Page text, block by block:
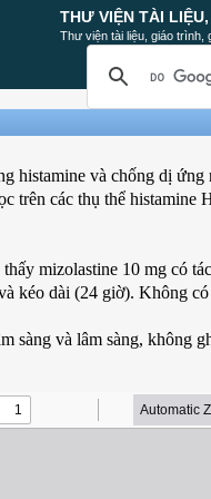
THƯ VIỆN TÀI
Thư viện tài liệu, giáo trình,
histamine và chống dị ứng
trên các thụ thể histamine
mizolastine 10 mg có
kéo dài (24 giờ). Không
sàng và lâm sàng, không